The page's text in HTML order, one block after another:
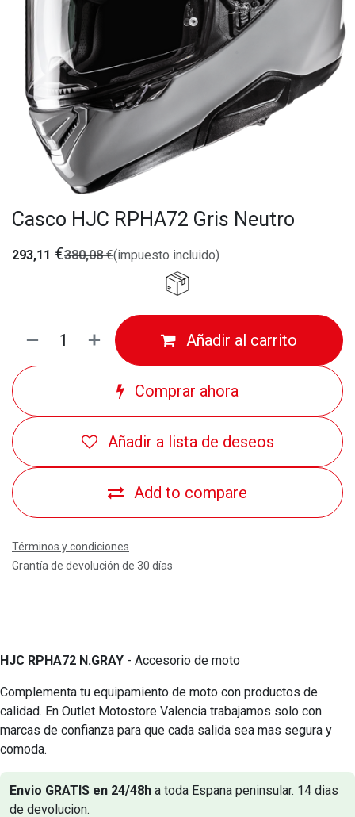
Casco HJC RPHA72 Gris Neutro
293,11 €380,08€(impuesto incluido)
Añadir al carrito
Comprar ahora
Add to compare
Añadir a lista de deseos
Términos y condiciones
Grantía de devolución de 30 días
HJC RPHA72 N.GRAY - Accesorio de moto
Complementa tu equipamiento de moto con productos de
calidad. En Outlet Motostore Valencia trabajamos solo con
marcas de confianza para que cada salida sea mas segura y
comoda.
Envio GRATIS en 24/48h a toda Espana peninsular. 14 dias
de devolucion.